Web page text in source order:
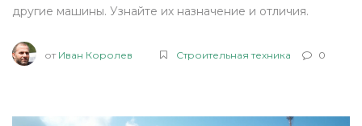
другие машины. Узнайте их назначение и отличия.
от Иван Королев Строительная техника 0